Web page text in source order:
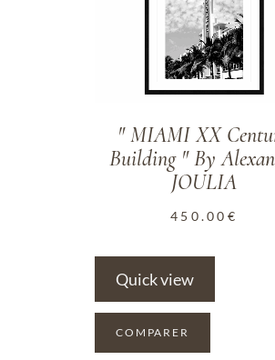
" MIAMI XX
Building " By
JOULIA
450.00 €
Quick view
COMPARER